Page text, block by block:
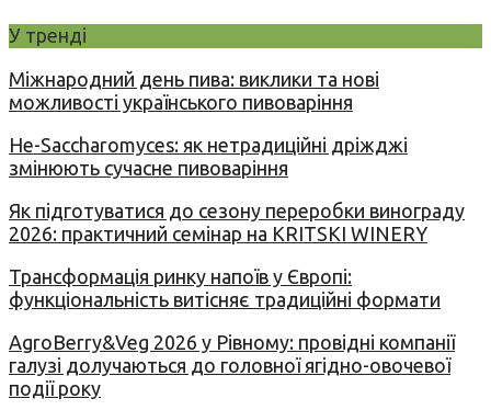
У тренді
Міжнародний день пива: виклики та нові
можливості українського пивоваріння
Не-Saccharomyces: як нетрадиційні дріжджі
змінюють сучасне пивоваріння
Як підготуватися до сезону переробки винограду
2026: практичний семінар на KRITSKI WINERY
Трансформація ринку напоїв у Європі:
функціональність витісняє традиційні формати
AgroBerry&Veg 2026 у Рівному: провідні компанії
галузі долучаються до головної ягідно-овочевої
події року